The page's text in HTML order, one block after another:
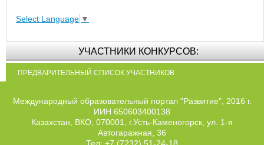
Select Language ▼
УЧАСТНИКИ КОНКУРСОВ:
ПРЕДВАРИТЕЛЬНЫЙ СПИСОК УЧАСТНИКОВ
Международный образовательный портал "Развитие", 2016 г.
ИИН 650603400138
Казахстан, ВКО, 070001, г.Усть-Каменогорск, ул. 1-я
Автогаражная, 36
Тел: +7 (7232) 51-24-18